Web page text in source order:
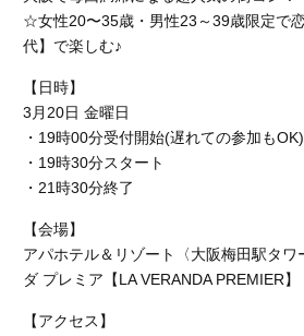
☆女性20〜35歳・男性23～39歳限定で
代】で楽しむ♪
【日時】
3月20日 金曜日
・19時00分受付開始(遅れての参加もOK)
・19時30分スタート
・21時30分終了
【会場】
アパホテル＆リゾート〈大阪梅田駅タワ
ダ プレミア【LA VERANDA PREMIER】
【アクセス】